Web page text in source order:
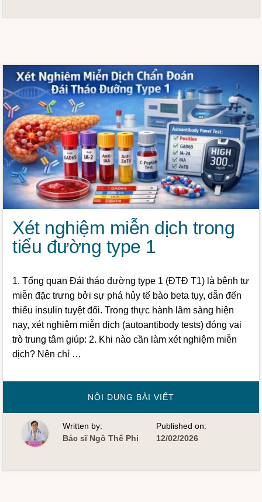
Xét nghiệm miễn dịch trong
tiểu đường type 1
1. Tổng quan Đái tháo đường type 1 (ĐTĐ T1) là bệnh tự
miễn đặc trưng bởi sự phá hủy tế bào beta tụy, dẫn đến
thiếu insulin tuyệt đối. Trong thực hành lâm sàng hiện
nay, xét nghiệm miễn dịch (autoantibody tests) đóng vai
trò trung tâm giúp: 2. Khi nào cần làm xét nghiệm miễn
dịch? Nên chỉ …
NỘI DUNG BÀI VIẾT
MIỄN
DỊCH
TRONG
TIỂU
Written by:
Bác sĩ Ngô Thế Phi
Published on:
12/02/2026